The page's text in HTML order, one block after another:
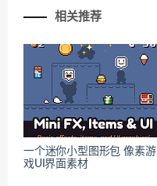
相关推荐
一个迷你小型图形包 像素游
戏UI界面素材